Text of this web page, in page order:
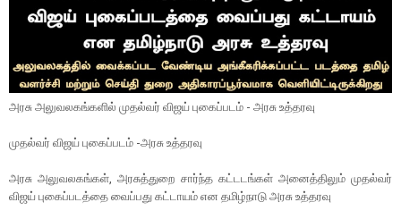
அரசு அலுவலகங்களில் முதல்வர் விஜய் புகைப்படம் - அரசு உத்தரவு
முதல்வர் விஜய் புகைப்படம் -அரசு உத்தரவு
அரசு அலுவலகங்கள், அரசுத்துறை சார்ந்த கட்டடங்கள் அனைத்திலும் முதல்வர்
விஜய் புகைப்படத்தை வைப்பது கட்டாயம் என தமிழ்நாடு அரசு உத்தரவு